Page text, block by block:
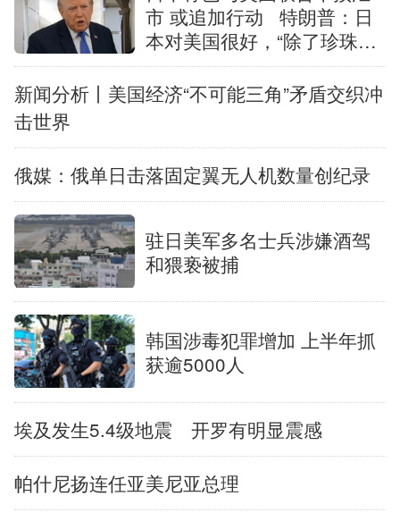
市 或追加行动
特朗普：日
本对美国很好，“除了珍珠
港”
新闻分析丨美国经济“不可能三角”矛盾交织冲
击世界
俄媒：俄单日击落固定翼无人机数量创纪录
驻日美军多名士兵涉嫌酒驾
和猥亵被捕
韩国涉毒犯罪增加 上半年抓
获逾5000人
埃及发生5.4级地震 开罗有明显震感
帕什尼扬连任亚美尼亚总理